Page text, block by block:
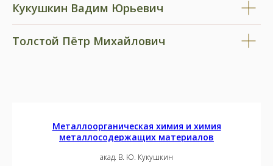
Кукушкин Вадим Юрьевич
Толстой Пётр Михайлович
Металлоорганическая химия и химия
металлосодержащих материалов
акад. В. Ю. Кукушкин